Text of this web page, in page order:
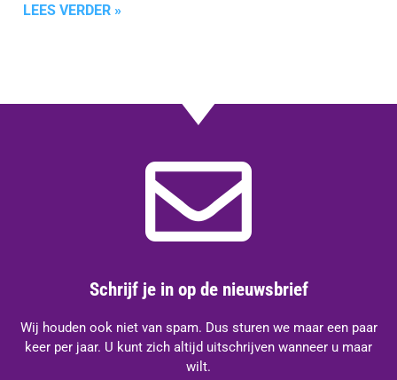
LEES VERDER »
Schrijf je in op de nieuwsbrief
Wij houden ook niet van spam. Dus sturen we maar een paar
keer per jaar. U kunt zich altijd uitschrijven wanneer u maar
wilt.